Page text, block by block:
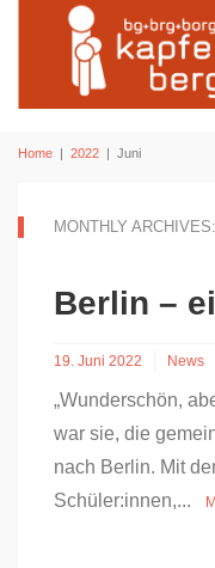
Home | 2022 | Juni
MONTHLY
Berlin –
19. Juni 2022 News
„Wunderschön,
war sie, die
nach Berlin. Mit
Schüler:innen,...